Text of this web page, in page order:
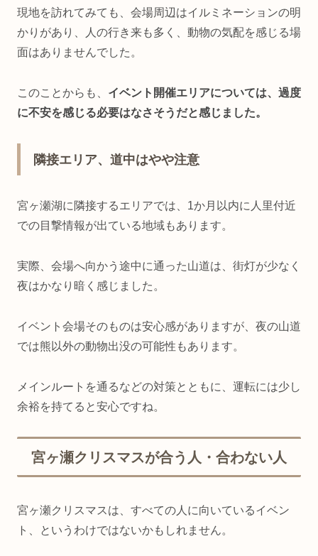
現地を訪れてみても、会場周辺はイルミネーションの明
かりがあり、人の行き来も多く、動物の気配を感じる場
面はありませんでした。
このことからも、 イベント開催エリアについては、過度
に不安を感じる必要はなさそうだと感じました。
隣接エリア、道中はやや注意
宮ヶ瀬湖に隣接するエリアでは、1か月以内に人里付近
での目撃情報が出ている地域もあります。
実際、会場へ向かう途中に通った山道は、街灯が少なく
夜はかなり暗く感じました。
イベント会場そのものは安心感がありますが、夜の山道
では熊以外の動物出没の可能性もあります。
メインルートを通るなどの対策とともに、運転には少し
余裕を持てると安心ですね。
宮ヶ瀬クリスマスが合う人・合わない人
宮ヶ瀬クリスマスは、すべての人に向いているイベン
ト、というわけではないかもしれません。